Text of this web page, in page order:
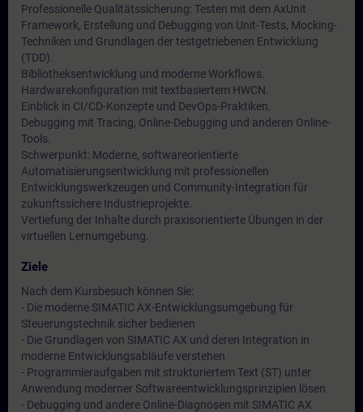
Professionelle Qualitätssicherung: Testen mit dem AxUnit
Framework, Erstellung und Debugging von Unit-Tests, Mocking-
Techniken und Grundlagen der testgetriebenen Entwicklung
(TDD).
Bibliotheksentwicklung und moderne Workflows.
Hardwarekonfiguration mit textbasiertem HWCN.
Einblick in CI/CD-Konzepte und DevOps-Praktiken.
Debugging mit Tracing, Online-Debugging und anderen Online-
Tools.
Schwerpunkt: Moderne, softwareorientierte
Automatisierungsentwicklung mit professionellen
Entwicklungswerkzeugen und Community-Integration für
zukunftssichere Industrieprojekte.
Vertiefung der Inhalte durch praxisorientierte Übungen in der
virtuellen Lernumgebung.
Ziele
Nach dem Kursbesuch können Sie:
- Die moderne SIMATIC AX-Entwicklungsumgebung für
Steuerungstechnik sicher bedienen
- Die Grundlagen von SIMATIC AX und deren Integration in
moderne Entwicklungsabläufe verstehen
- Programmieraufgaben mit strukturiertem Text (ST) unter
Anwendung moderner Softwareentwicklungsprinzipien lösen
- Debugging und andere Online-Diagnosen mit SIMATIC AX